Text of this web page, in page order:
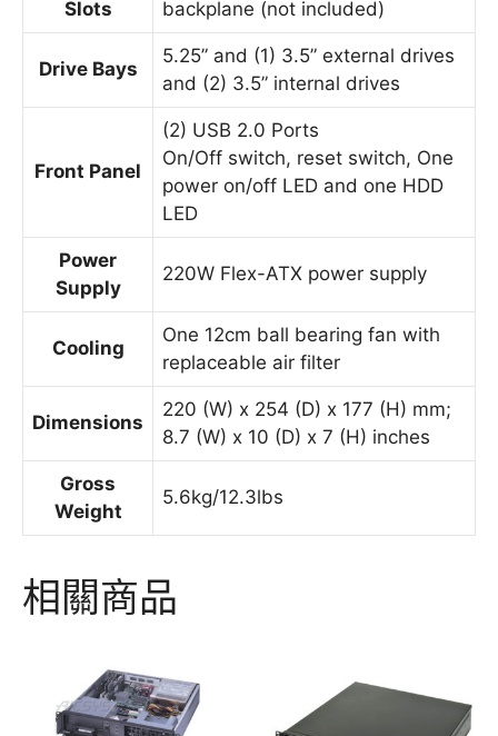
Slots backplane (not included)
Drive Bays
5.25” and (1) 3.5” external drives
and (2) 3.5” internal drives
Front Panel
(2) USB 2.0 Ports
On/Off switch, reset switch, One
power on/off LED and one HDD
LED
Power
Supply
220W Flex-ATX power supply
Cooling
One 12cm ball bearing fan with
replaceable air filter
Dimensions
220 (W) x 254 (D) x 177 (H) mm;
8.7 (W) x 10 (D) x 7 (H) inches
Gross
Weight
5.6kg/12.3lbs
相關商品